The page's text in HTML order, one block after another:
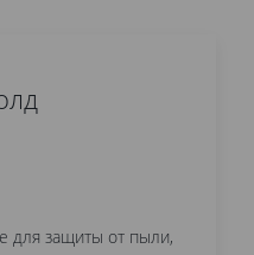
для защиты от пыли,